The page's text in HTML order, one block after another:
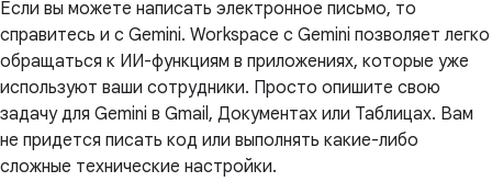
Если вы можете написать электронное письмо, то
справитесь и с Gemini. Workspace с Gemini позволяет легко
обращаться к ИИ-функциям в приложениях, которые уже
используют ваши сотрудники. Просто опишите свою
задачу для Gemini в Gmail, Документах или Таблицах. Вам
не придется писать код или выполнять какие-либо
сложные технические настройки.